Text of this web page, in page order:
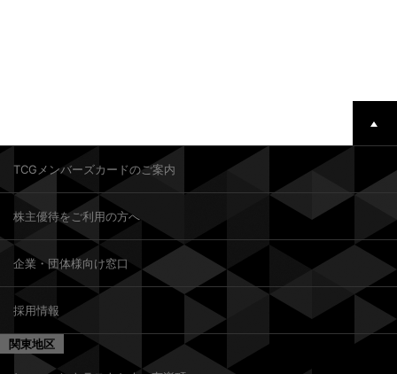
TCGメンバーズカードのご案内
株主優待をご利用の方へ
企業・団体様向け窓口
採用情報
関東地区